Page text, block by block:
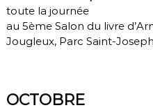
toute la journée
au 5ème Salon du livre
Jougleux, Parc Saint-
OCTOBRE